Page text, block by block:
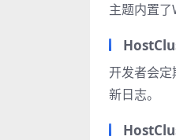
主题内置了
开发者会
新日志。